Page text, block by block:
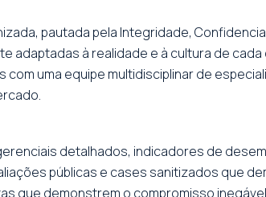
pautada pela Integridade,
adaptadas à realidade e à cultura de
uma equipe multidisciplinar de
detalhados, indicadores de
públicas e cases sanitizados que
que demonstrem o compromisso